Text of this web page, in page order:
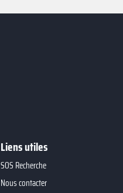
Liens utiles
SOS Recherche
Nous contacter